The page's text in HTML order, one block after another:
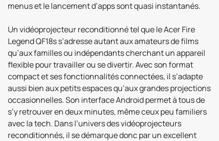
menus et le lancement d’apps sont quasi instantanés.
Un vidéoprojecteur reconditionné tel que le Acer Fire
Legend QF18s s’adresse autant aux amateurs de films
qu’aux familles ou indépendants cherchant un appareil
flexible pour travailler ou se divertir. Avec son format
compact et ses fonctionnalités connectées, il s’adapte
aussi bien aux petits espaces qu’aux grandes projections
occasionnelles. Son interface Android permet à tous de
s’y retrouver en deux minutes, même ceux peu familiers
avec la tech. Dans l’univers des vidéoprojecteurs
reconditionnés, il se démarque donc par un excellent